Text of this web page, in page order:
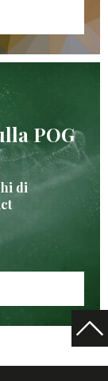
POG
di